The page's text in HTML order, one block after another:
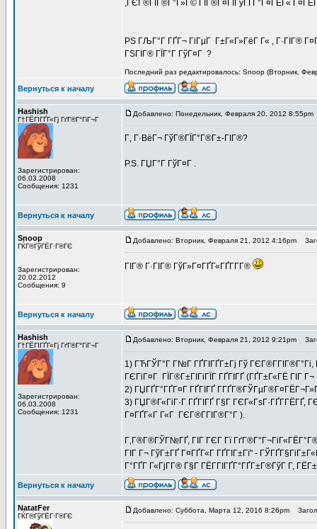
,ГЄГ®ГІГ®Г°Г»Г© ГЇГ®Г¤ГІГўГҐГ°Г¤ГЁГ«
PS ГЉГ°Г ГҐГ¬ ГіГµГ Г±Г«Г»ГёГ Г« , Г·ГІГ®
ГЅГІГ® ГЇГ°Г ГўГ¤Г ?
Последний раз редактировалось: Snoop (Вторник,
Вернуться к началу
Hashish
Г†ГЁГІГҐГ«Гј ГґГ®Г°ГіГ¬Г
Зарегистрирован:
06.03.2008
Сообщения: 1231
Добавлено: Понедельник, Февраля 20, 2012 8:55pm
Г‚ Г·ВёГ¬ ГўГ®ГЇГ°Г®Г±-ГІГ®?
P.S. ГЏГ°Г ГўГ¤Г .
Вернуться к началу
Snoop
ГЌГ®ГўГЁГ·Г®ГЄ
Зарегистрирован:
20.02.2012
Сообщения: 9
Добавлено: Вторник, Февраля 21, 2012 4:16pm
ГІГ® Г·ГІГ® ГўГ»Г¤ГҐГ«ГҐГ­Г­Г®
Вернуться к началу
Hashish
Г†ГЁГІГҐГ«Гј ГґГ®Г°ГіГ¬Г
Зарегистрирован:
06.03.2008
Сообщения: 1231
Добавлено: Вторник, Февраля 21, 2012 9:21pm
1) ГЋГЎГ°Г Г№Г ГҐГІГҐГ±Гј Гў
ГЄГіГ¤Г ГЇГ®Г±ГІГіГЇГ ГҐГІГҐ (ГҐГ±Г«ГЁ ГІГ Г¬
2) ГЏГҐГ°ГҐГ¤Г ГҐГІГҐ
3) ГЏГ®Г«ГіГ·Г ГҐГІГҐ Г§Г ГЄГ«ГѕГ·ГҐГ­ГЁГҐ,
Г¤ГҐГ«Г Г«Г ГЄГ®Г­ГІГ®Г°Г ).
Г‚Г®Г®ГЎГ№ГҐ, ГІГ ГЄГ Гї
ГІГ Г¬ ГўГ±ГҐ Г¤ГҐГ«Г ГҐГІГ±Гї" -
Г°ГҐГ Г«ГјГ­Г® Г§Г ГЁГ­ГІГҐГ°ГҐГ±Г®ГўГ Г­,
Вернуться к началу
NatatFer
ГЌГ®ГўГЁГ·Г®ГЄ
Добавлено: Суббота, Марта 12, 2016 8:26pm